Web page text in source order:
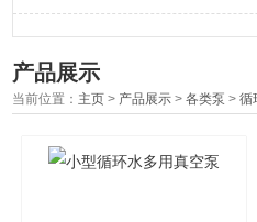
产品展示
当前位置： 主页 > 产品展示 >各类泵 >循